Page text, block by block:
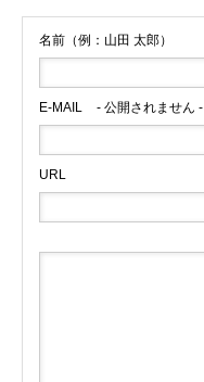
名前（例：山田 太郎）
E-MAIL - 公開されません -
URL